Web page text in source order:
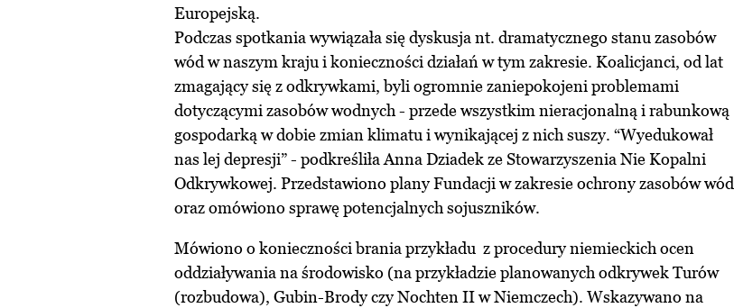
Europejską.
Podczas spotkania wywiązała się dyskusja nt. dramatycznego stanu zasobów
wód w naszym kraju i konieczności działań w tym zakresie. Koalicjanci, od lat
zmagający się z odkrywkami, byli ogromnie zaniepokojeni problemami
dotyczącymi zasobów wodnych - przede wszystkim nieracjonalną i rabunkową
gospodarką w dobie zmian klimatu i wynikającej z nich suszy. “Wyedukował
nas lej depresji” - podkreśliła Anna Dziadek ze Stowarzyszenia Nie Kopalni
Odkrywkowej. Przedstawiono plany Fundacji w zakresie ochrony zasobów wód
oraz omówiono sprawę potencjalnych sojuszników.
Mówiono o konieczności brania przykładu z procedury niemieckich ocen
oddziaływania na środowisko (na przykładzie planowanych odkrywek Turów
(rozbudowa), Gubin-Brody czy Nochten II w Niemczech). Wskazywano na